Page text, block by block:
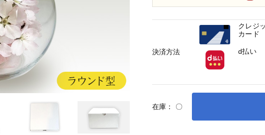
在庫： 〇
決済方法
クレジ
カード
d払い